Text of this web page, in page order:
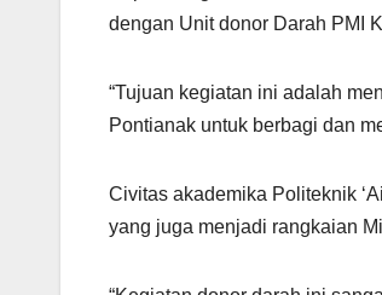
dengan Unit donor Darah PMI
“Tujuan kegiatan ini adalah
Pontianak untuk berbagi dan
Civitas akademika Politeknik
yang juga menjadi rangkaian